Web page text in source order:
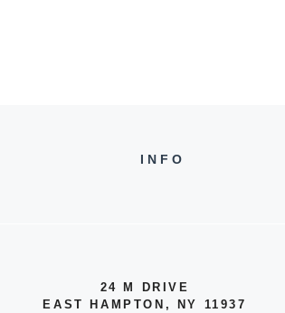
INFO
24 M DRIVE
EAST HAMPTON, NY 11937